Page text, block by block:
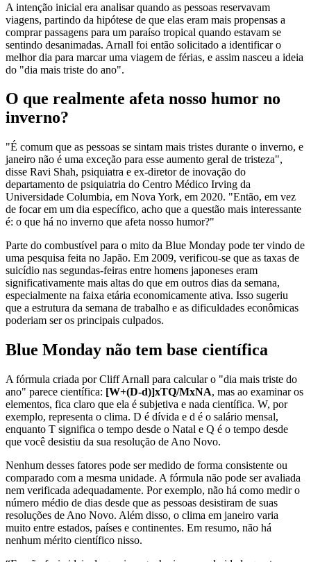
A intenção inicial era analisar quando as pessoas reservavam
viagens, partindo da hipótese de que elas eram mais propensas a
comprar passagens para um paraíso tropical quando estavam se
sentindo desanimadas. Arnall foi então solicitado a identificar o
melhor dia para marcar uma viagem de férias, e assim nasceu a ideia
do "dia mais triste do ano".
O que realmente afeta nosso humor no
inverno?
"É comum que as pessoas se sintam mais tristes durante o inverno, e
janeiro não é uma exceção para esse aumento geral de tristeza",
disse Ravi Shah, psiquiatra e ex-diretor de inovação do
departamento de psiquiatria do Centro Médico Irving da
Universidade Columbia, em Nova York, em 2020. "Então, em vez
de focar em um dia específico, acho que a questão mais interessante
é: o que há no inverno que afeta nosso humor?"
Parte do combustível para o mito da Blue Monday pode ter vindo de
uma pesquisa feita no Japão. Em 2009, verificou-se que as taxas de
suicídio nas segundas-feiras entre homens japoneses eram
significativamente mais altas do que em outros dias da semana,
especialmente na faixa etária economicamente ativa. Isso sugeriu
que a estrutura da semana de trabalho e as dificuldades econômicas
poderiam ser os principais culpados.
Blue Monday não tem base científica
A fórmula criada por Cliff Arnall para calcular o "dia mais triste do
ano" parece científica: [W+(D-d)]xTQ/MxNA, mas ao examinar os
elementos, fica claro que ela é subjetiva e nada científica. W, por
exemplo, representa o clima. D é dívida e d é o salário mensal,
enquanto T significa o tempo desde o Natal e Q é o tempo desde
que você desistiu da sua resolução de Ano Novo.
Nenhum desses fatores pode ser medido de forma consistente ou
comparado com a mesma unidade. A fórmula não pode ser avaliada
nem verificada adequadamente. Por exemplo, não há como medir o
número médio de dias desde que as pessoas desistiram de suas
resoluções de Ano Novo. Além disso, o clima em janeiro varia
muito entre estados, países e continentes. Em resumo, não há
nenhum mérito científico nisso.